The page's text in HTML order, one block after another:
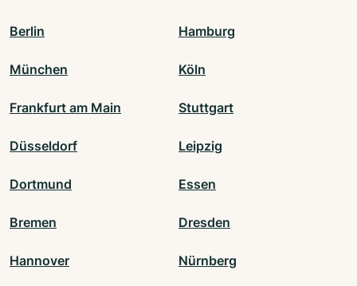
Berlin Hamburg
München Köln
Frankfurt am Main Stuttgart
Düsseldorf Leipzig
Dortmund Essen
Bremen Dresden
Hannover Nürnberg